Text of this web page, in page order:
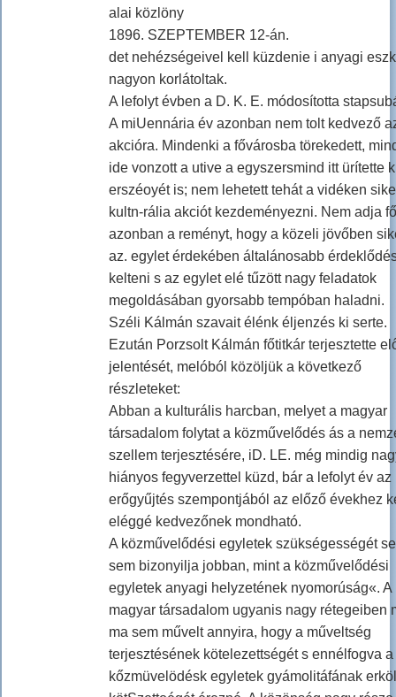
alai közlöny
1896. SZEPTEMBER 12-án.
det nehézségeivel kell küzdenie i anyagi
nagyon korlátoltak.
A lefolyt évben a D. K. E. módosította
A miUennária év azonban nem tolt kedvező
akcióra. Mindenki a fővárosba törekedett,
ide vonzott a utive a egyszersmind itt ürítette
erszéoyét is; nem lehetett tehát a vidéken
kultn-rália akciót kezdeményezni. Nem adja
azonban a reményt, hogy a közeli jövőben
az. egylet érdekében általánosabb
kelteni s az egylet elé tűzött nagy feladatok
megoldásában gyorsabb tempóban haladni.
Széli Kálmán szavait élénk éljenzés ki serte.
Ezután Porzsolt Kálmán főtitkár terjesztette
jelentését, melóból közöljük a következő
részleteket:
Abban a kulturális harcban, melyet a magyar
társadalom folytat a közművelődés ás a
szellem terjesztésére, iD. LE. még mindig
hiányos fegyverzettel küzd, bár a lefolyt év az
erőgyűjtés szempontjából az előző évekhez
eléggé kedvezőnek mondható.
A közművelődési egyletek szükségességét
sem bizonyilja jobban, mint a közművelődési
egyletek anyagi helyzetének nyomorúság«. A
magyar társadalom ugyanis nagy rétegeiben
ma sem művelt annyira, hogy a műveltség
terjesztésének kötelezettségét s ennélfogva a
kőzmüvelödésk egyletek gyámolitáfának